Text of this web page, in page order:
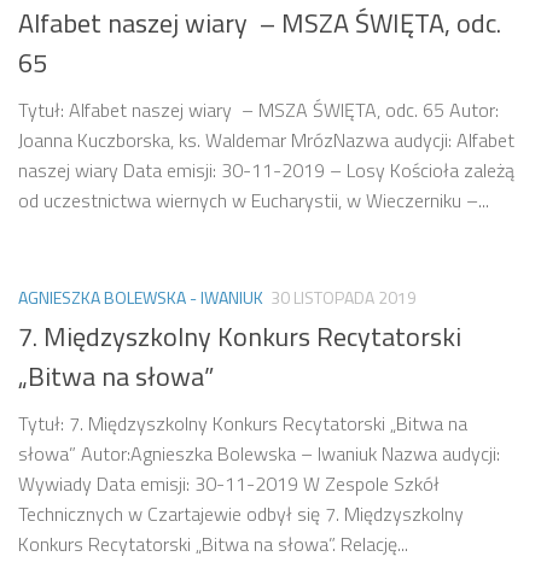
Alfabet naszej wiary – MSZA ŚWIĘTA, odc.
65
Tytuł: Alfabet naszej wiary – MSZA ŚWIĘTA, odc. 65 Autor:
Joanna Kuczborska, ks. Waldemar MrózNazwa audycji: Alfabet
naszej wiary Data emisji: 30-11-2019 – Losy Kościoła zależą
od uczestnictwa wiernych w Eucharystii, w Wieczerniku –...
AGNIESZKA BOLEWSKA - IWANIUK 30 LISTOPADA 2019
7. Międzyszkolny Konkurs Recytatorski
„Bitwa na słowa”
Tytuł: 7. Międzyszkolny Konkurs Recytatorski „Bitwa na
słowa” Autor:Agnieszka Bolewska – Iwaniuk Nazwa audycji:
Wywiady Data emisji: 30-11-2019 W Zespole Szkół
Technicznych w Czartajewie odbył się 7. Międzyszkolny
Konkurs Recytatorski „Bitwa na słowa”. Relację...